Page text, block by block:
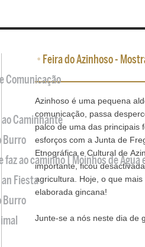
• Feira do Azinhoso -
Azinhoso é uma pequena
comunicação, passa
palco de uma das principais
esforços com a Junta de
Etnográfica e Cultural de
importante, ficou
agricultura. Hoje, o que
elaborada gincana!
Junte-se a nós neste dia de
Comunicação
Caminhante
Burro
faz ao caminho | Moinhos de
Fiesta
Burro